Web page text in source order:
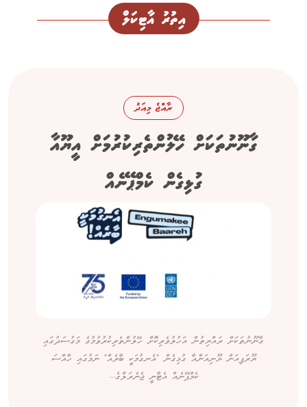
އިތުރު އާޓިކަލް
ރާއްޖެ މިއަދު
ގާނޫނުތަކަށް ހޭލުންތެރިކުރުމަށް އީޔޫއާ
ގުޅިގެން ކެމްޕޭނެއް
ގާނޫނުތަކަށް ރައްޔިތުން އަހުލުވެރިކޮށް ހޭލުންތެރިކުރުވުމުގެ މަގުސަދުގައި
ޔޫރަޕިއަން ޔޫނިއަންއާ ގުޅިގެން "އެނގުމަކީ ބާރެއް" ނަމުގައި ހާއްސަ
ކެމްޕޭނެއް އެޓާނީ ޖެނެރަލްގެ...